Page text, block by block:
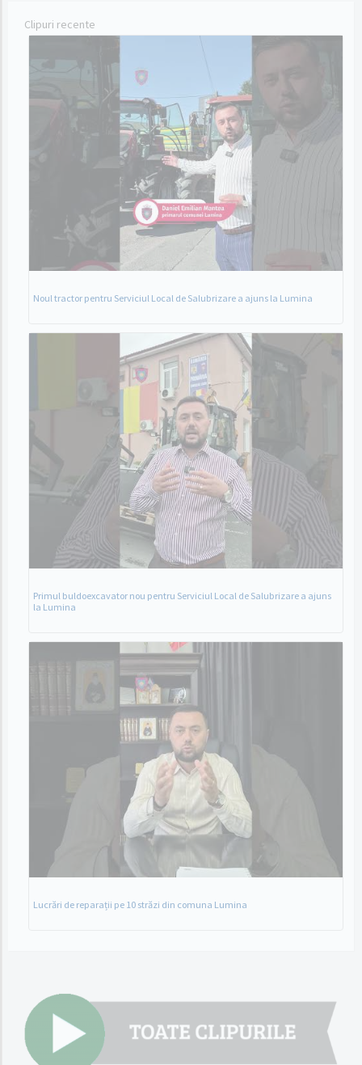
Clipuri recente
Noul tractor pentru Serviciul Local de Salubrizare a ajuns la Lumina
Primul buldoexcavator nou pentru Serviciul Local de Salubrizare a ajuns
la Lumina
Lucrări de reparații pe 10 străzi din comuna Lumina